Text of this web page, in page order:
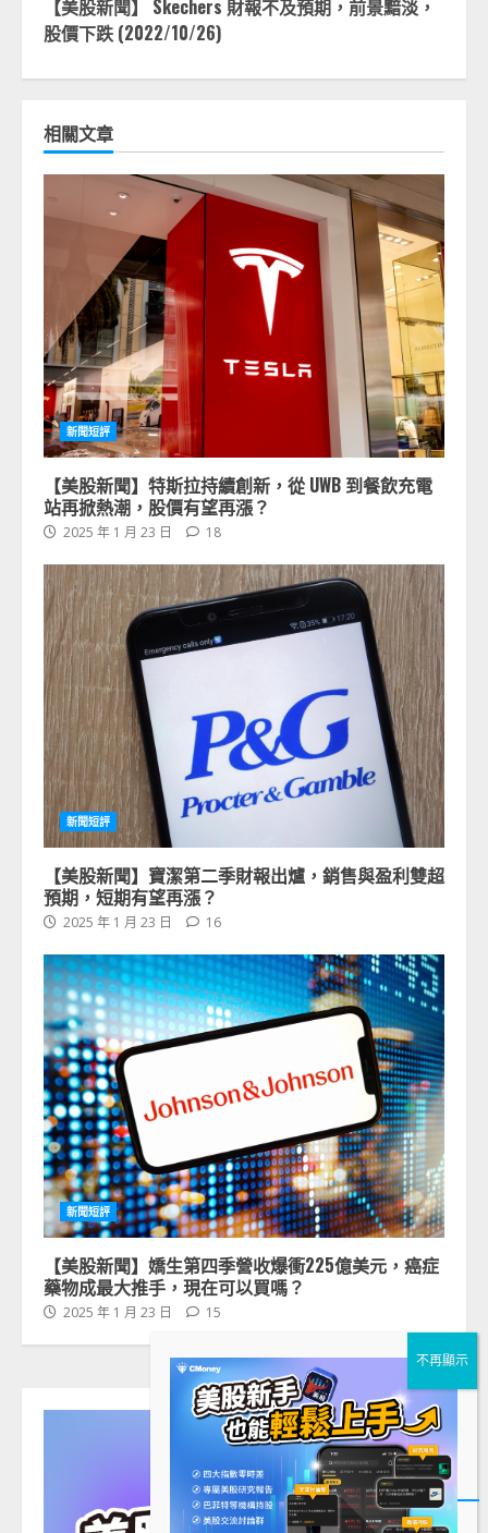
【美股新聞】 Skechers 財報不及預期，前景黯淡，
股價下跌 (2022/10/26)
相關文章
新聞短評
【美股新聞】特斯拉持續創新，從 UWB 到餐飲充電
站再掀熱潮，股價有望再漲？
2025 年 1 月 23 日 18
新聞短評
【美股新聞】寶潔第二季財報出爐，銷售與盈利雙超
預期，短期有望再漲？
2025 年 1 月 23 日 16
新聞短評
【美股新聞】嬌生第四季營收爆衝225億美元，癌症
藥物成最大推手，現在可以買嗎？
2025 年 1 月 23 日 15